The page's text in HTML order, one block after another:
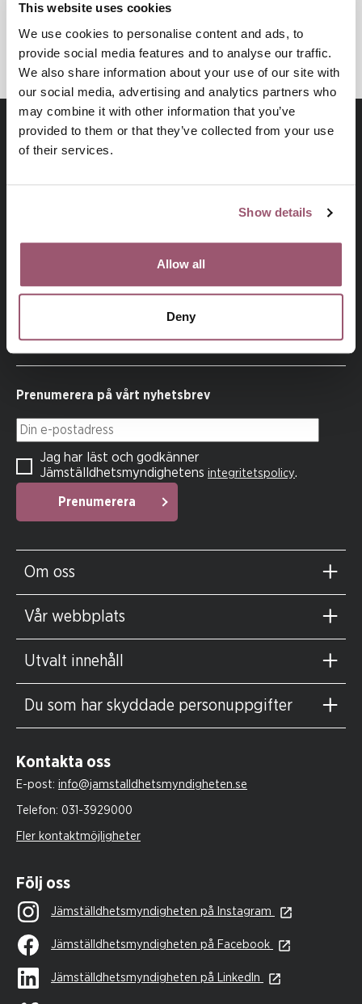
This website uses cookies
We use cookies to personalise content and ads, to
provide social media features and to analyse our traffic.
We also share information about your use of our site with
our social media, advertising and analytics partners who
may combine it with other information that you’ve
provided to them or that they’ve collected from your use
of their services.
Show details
Allow all
Deny
Jämställdhetsmyndigheten för att kvinnor och män, flickor
och pojkar ska ha samma makt att forma samhället och sina
Prenumerera på vårt nyhetsbrev
Din e-postadress
Prenumerera
Jag har läst och godkänner
Jämställdhetsmyndighetens integritetspolicy.
Om oss
Vår webbplats
Utvalt innehåll
Du som har skyddade personuppgifter
Kontakta oss
E-post: info@jamstalldhetsmyndigheten.se
Telefon: 031-3929000
Fler kontaktmöjligheter
Följ oss
Jämställdhetsmyndigheten på Instagram
Jämställdhetsmyndigheten på Facebook
Jämställdhetsmyndigheten på LinkedIn